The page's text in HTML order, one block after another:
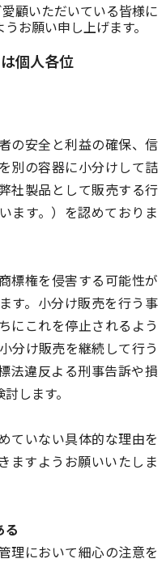
顧いただいている皆様に
お願い申し上げます。
個人各位
の安全と利益の確保、信
別の容器に小分けして詰
社製品として販売する行
ます。）を認めておりま
標権を侵害する可能性が
す。小分け販売を行う事
にこれを停止されるよう
分け販売を継続して行う
法違反よる刑事告訴や損
します。
ていない具体的な理由を
ますようお願いいたしま
理において細心の注意を